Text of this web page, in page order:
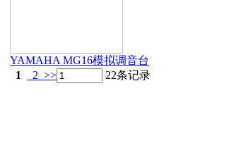
YAMAHA MG16模拟调音台
1
2 >> 22条记录